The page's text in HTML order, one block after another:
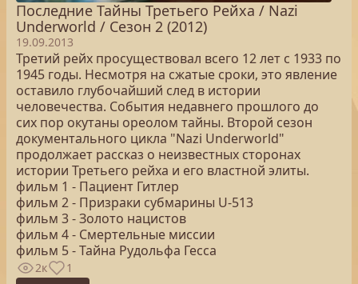
Последние Тайны Третьего Рейха / Nazi
Underworld / Сезон 2 (2012)
19.09.2013
Третий рейх просуществовал всего 12 лет с 1933 по
1945 годы. Несмотря на сжатые сроки, это явление
оставило глубочайший след в истории
человечества. События недавнего прошлого до
сих пор окутаны ореолом тайны. Второй сезон
документального цикла "Nazi Underworld"
продолжает рассказ о неизвестных сторонах
истории Третьего рейха и его властной элиты.
фильм 1 - Пациент Гитлер
фильм 2 - Призраки субмарины U-513
фильм 3 - Золото нацистов
фильм 4 - Смертельные миссии
фильм 5 - Тайна Рудольфа Гесса
2к 1